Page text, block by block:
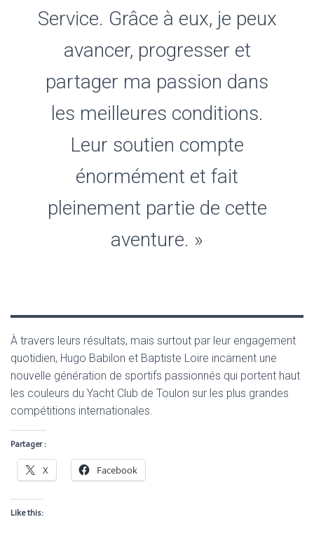
Service. Grâce à eux, je peux
avancer, progresser et
partager ma passion dans
les meilleures conditions.
Leur soutien compte
énormément et fait
pleinement partie de cette
aventure. »
À travers leurs résultats, mais surtout par leur engagement
quotidien, Hugo Babilon et Baptiste Loire incarnent une
nouvelle génération de sportifs passionnés qui portent haut
les couleurs du Yacht Club de Toulon sur les plus grandes
compétitions internationales.
Partager :
X Facebook
Like this: